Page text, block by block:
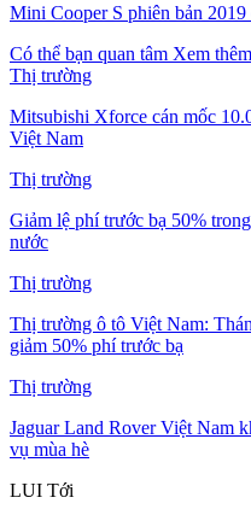
Mini Cooper S phiên bản
Có thể bạn quan tâm Xem
Thị trường
Mitsubishi Xforce cán mốc
Việt Nam
Thị trường
Giảm lệ phí trước bạ 50%
nước
Thị trường
Thị trường ô tô Việt Nam:
giảm 50% phí trước bạ
Thị trường
Jaguar Land Rover Việt Nam
vụ mùa hè
LUI Tới